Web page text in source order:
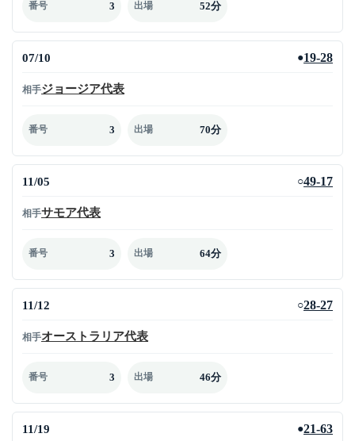
番号 3 出場 52分
07/10 ●19-28
相手ジョージア代表
番号 3 出場 70分
11/05 ○49-17
相手サモア代表
番号 3 出場 64分
11/12 ○28-27
相手オーストラリア代表
番号 3 出場 46分
11/19 ●21-63